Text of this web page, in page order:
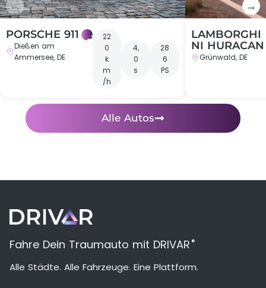
←
PORSCHE 911
Dießen am
Ammersee, DE
22
0
k
m
/h
4,
0
s
28
6
PS
LAMBORGHI
NI HURACAN
Grünwald, DE
→
Alle Autos
Fahre Dein Traumauto mit DRIVAR ®
Alle Städte. Alle Fahrzeuge. Eine Plattform.